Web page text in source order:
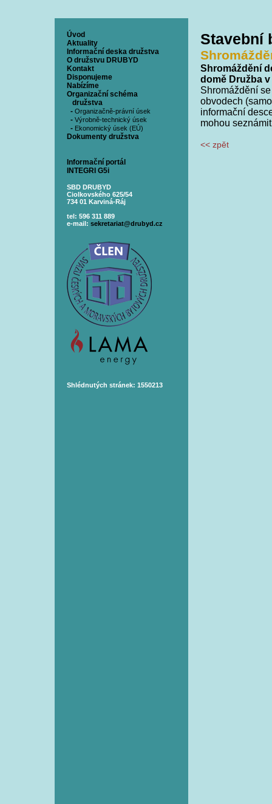
Úvod
Aktuality
Informační deska družstva
O družstvu DRUBYD
Kontakt
Disponujeme
Nabízíme
Organizační schéma
družstva
- Organizačně-právní úsek
- Výrobně-technický úsek
- Ekonomický úsek (EÚ)
Dokumenty družstva
Informační portál
INTEGRI G5i
SBD DRUBYD
Ciolkovského 625/54
734 01 Karviná-Ráj
tel: 596 311 889
e-mail: sekretariat@drubyd.cz
Shlédnutých stránek: 1550213
Stavební
Shromáždění
domě Družba
Shromáždění
obvodech
informační
mohou
<< zpět